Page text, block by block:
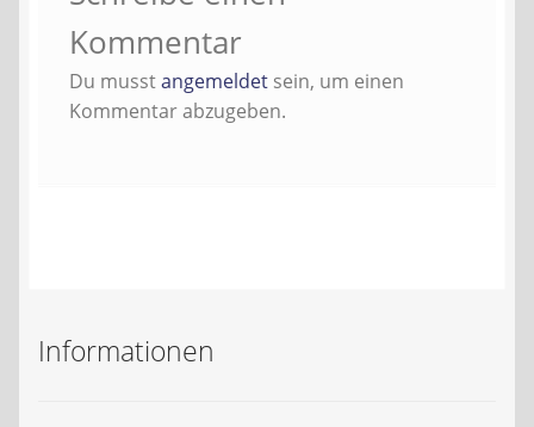
AGB
Kommentar
Du musstangemeldetsein, um einen
Kommentar abzugeben.
Informationen